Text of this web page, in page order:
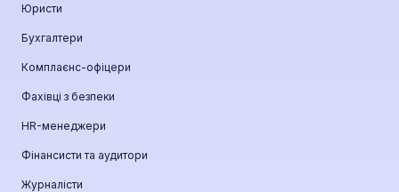
Юристи
Бухгалтери
Комплаєнс-офіцери
Фахівці з безпеки
HR-менеджери
Фінансисти та аудитори
Журналісти